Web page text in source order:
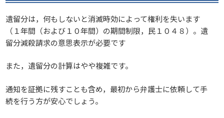
遺留分は，何もしないと消滅時効によって権利を失います
（１年間（および１０年間）の期間制限，民１０４８）。遺
留分減殺請求の意思表示が必要です
また，遺留分の計算はやや複雑です。
通知を証拠に残すことも含め，最初から弁護士に依頼して手
続を行う方が安心でしょう。